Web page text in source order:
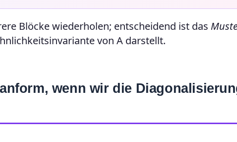
Blöcke wiederholen; entscheidend ist das
von A darstellt.
wenn wir die